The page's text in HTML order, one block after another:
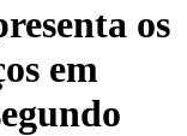
os
em